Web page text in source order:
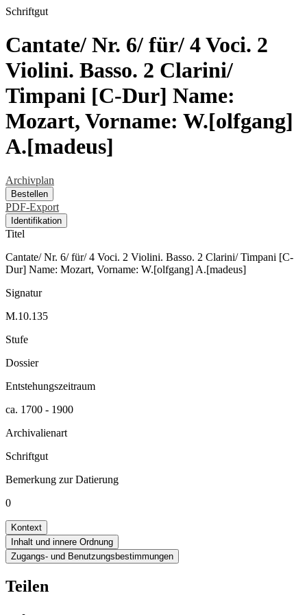
Schriftgut
Cantate/ Nr. 6/ für/ 4 Voci. 2
Violini. Basso. 2 Clarini/
Timpani [C-Dur] Name:
Mozart, Vorname: W.[olfgang]
A.[madeus]
Archivplan
Bestellen
PDF-Export
Identifikation
Titel
Cantate/ Nr. 6/ für/ 4 Voci. 2 Violini. Basso. 2 Clarini/ Timpani [C-
Dur] Name: Mozart, Vorname: W.[olfgang] A.[madeus]
Signatur
M.10.135
Stufe
Dossier
Entstehungszeitraum
ca. 1700 - 1900
Archivalienart
Schriftgut
Bemerkung zur Datierung
0
Kontext
Inhalt und innere Ordnung
Zugangs- und Benutzungsbestimmungen
Teilen